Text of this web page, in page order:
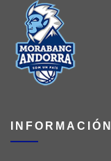
INFORMACIÓN